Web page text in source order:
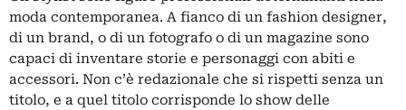
moda contemporanea. A fianco di un fashion designer,
di un brand, o di un fotografo o di un magazine sono
capaci di inventare storie e personaggi con abiti e
accessori. Non c’è redazionale che si rispetti senza un
titolo, e a quel titolo corrisponde lo show delle